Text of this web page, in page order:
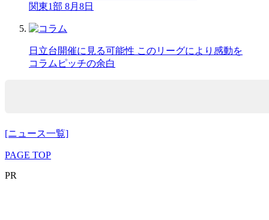
関東1部 8月8日
日立台開催に見る可能性 このリーグにより感動を
コラム ピッチの余白
[ニュース一覧]
PAGE TOP
PR